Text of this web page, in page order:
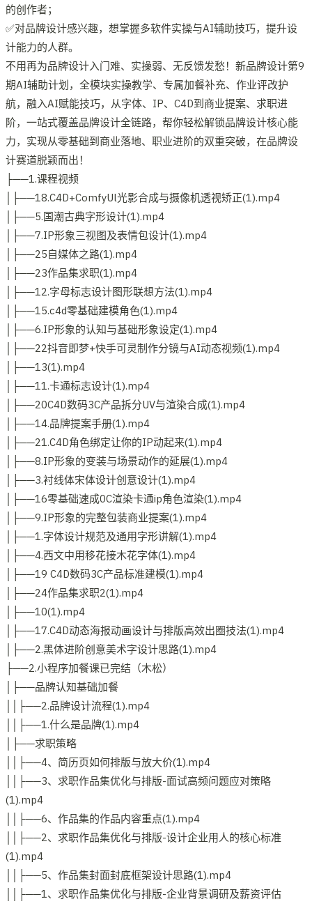
的创作者；
✅对品牌设计感兴趣，想掌握多软件实操与AI辅助技巧，提升设
计能力的人群。
不用再为品牌设计入门难、实操弱、无反馈发愁！新品牌设计第9
期AI辅助计划，全模块实操教学、专属加餐补充、作业评改护
航，融入AI赋能技巧，从字体、IP、C4D到商业提案、求职进
阶，一站式覆盖品牌设计全链路，帮你轻松解锁品牌设计核心能
力，实现从零基础到商业落地、职业进阶的双重突破，在品牌设
计赛道脱颖而出！
├──1.课程视频
│├──18.C4D+ComfyUl光影合成与摄像机透视矫正(1).mp4
│├──5.国潮古典字形设计(1).mp4
│├──7.IP形象三视图及表情包设计(1).mp4
│├──25自媒体之路(1).mp4
│├──23作品集求职(1).mp4
│├──12.字母标志设计图形联想方法(1).mp4
│├──15.c4d零基础建模角色(1).mp4
│├──6.IP形象的认知与基础形象设定(1).mp4
│├──22抖音即梦+快手可灵制作分镜与AI动态视频(1).mp4
│├──13(1).mp4
│├──11.卡通标志设计(1).mp4
│├──20C4D数码3C产品拆分UV与渲染合成(1).mp4
│├──14.品牌提案手册(1).mp4
│├──21.C4D角色绑定让你的IP动起来(1).mp4
│├──8.IP形象的变装与场景动作的延展(1).mp4
│├──3.衬线体宋体设计创意设计(1).mp4
│├──16零基础速成0C渲染卡通ip角色渲染(1).mp4
│├──9.IP形象的完整包装商业提案(1).mp4
│├──1.字体设计规范及通用字形讲解(1).mp4
│├──4.西文中用移花接木花字体(1).mp4
│├──19 C4D数码3C产品标准建模(1).mp4
│├──24作品集求职2(1).mp4
│├──10(1).mp4
│├──17.C4D动态海报动画设计与排版高效出圈技法(1).mp4
│├──2.黑体进阶创意美术字设计思路(1).mp4
├──2.小程序加餐课已完结（木松）
│├──品牌认知基础加餐
││├──2.品牌设计流程(1).mp4
││├──1.什么是品牌(1).mp4
│├──求职策略
││├──4、简历页如何排版与放大价(1).mp4
││├──3、求职作品集优化与排版-面试高频问题应对策略
(1).mp4
││├──6、作品集的作品内容重点(1).mp4
││├──2、求职作品集优化与排版-设计企业用人的核心标准
(1).mp4
││├──5、作品集封面封底框架设计思路(1).mp4
││├──1、求职作品集优化与排版-企业背景调研及薪资评估